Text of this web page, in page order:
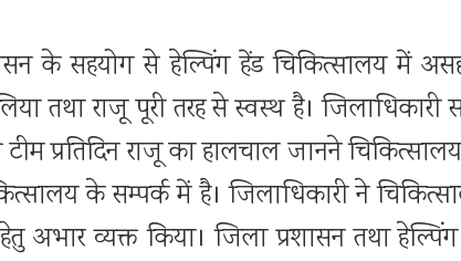
के सहयोग से हेल्पिंग हेंड चिकित्सालय में
तथा राजू पूरी तरह से स्वस्थ है। जिलाधिकारी
प्रतिदिन राजू का हालचाल जानने
के सम्पर्क में है। जिलाधिकारी ने
अभार व्यक्त किया। जिला प्रशासन तथा